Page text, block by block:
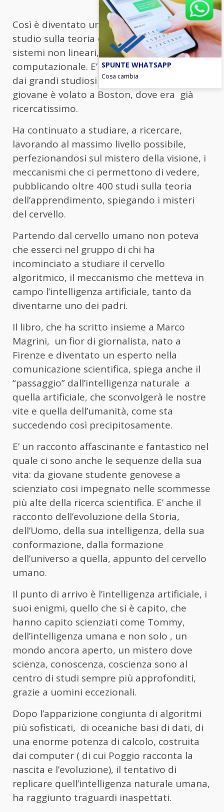
Così è diventato un grande esperto dello
studio sulla teoria dell’apprendimento, dei
sistemi non lineari, della neuroscienza
computazionale. E’ stato subito adottato
dai grandi studiosi della materia e ancora
giovane è volato a Boston, dove era già
ricercatissimo.
Ha continuato a studiare, a ricercare,
lavorando al massimo livello possibile,
perfezionandosi sul mistero della visione, i
meccanismi che ci permettono di vedere,
pubblicando oltre 400 studi sulla teoria
dell’apprendimento, spiegando i misteri
del cervello.
Partendo dal cervello umano non poteva
che esserci nel gruppo di chi ha
incominciato a studiare il cervello
algoritmico, il meccanismo che metteva in
campo l’intelligenza artificiale, tanto da
diventarne uno dei padri.
Il libro, che ha scritto insieme a Marco
Magrini, un fior di giornalista, nato a
Firenze e diventato un esperto nella
comunicazione scientifica, spiega anche il
“passaggio” dall’intelligenza naturale a
quella artificiale, che sconvolgerà le nostre
vite e quella dell’umanità, come sta
succedendo così precipitosamente.
E’ un racconto affascinante e fantastico nel
quale ci sono anche le sequenze della sua
vita: da giovane studente genovese a
scienziato cosi impegnato nelle scommesse
più alte della ricerca scientifica. E’ anche il
racconto dell’evoluzione della Storia,
dell’Uomo, della sua intelligenza, della sua
conformazione, dalla formazione
dell’universo a quella, appunto del cervello
umano.
Il punto di arrivo è l’intelligenza artificiale, i
suoi enigmi, quello che si è capito, che
hanno capito scienziati come Tommy,
dell’intelligenza umana e non solo , un
mondo ancora aperto, un mistero dove
scienza, conoscenza, coscienza sono al
centro di studi sempre più approfonditi,
grazie a uomini eccezionali.
Dopo l’apparizione congiunta di algoritmi
più sofisticati, di oceaniche basi di dati, di
una enorme potenza di calcolo, costruita
dai computer ( di cui Poggio racconta la
nascita e l’evoluzione), il tentativo di
replicare quell’intelligenza naturale umana,
ha raggiunto traguardi inaspettati.
SPUNTE WHATSAPP
Cosa cambia